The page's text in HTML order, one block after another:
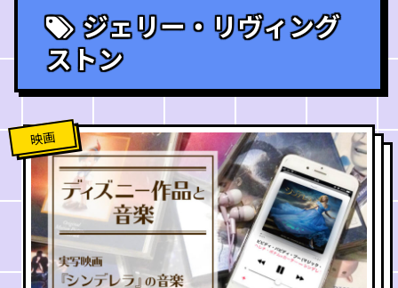
ジェリー・リヴィング
ストン
映画